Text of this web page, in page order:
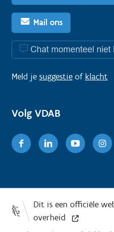
Mail ons
Chat momenteel niet
Meld je suggestie of klacht
Volg VDAB
FacebookLinkedin